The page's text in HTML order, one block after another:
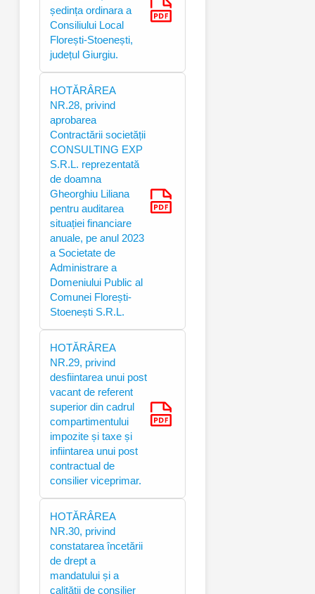
ședința ordinara a
Consiliului Local
Florești-Stoenești,
județul Giurgiu.
HOTĂRÂREA
NR.28, privind
aprobarea
Contractării societății
CONSULTING EXP
S.R.L. reprezentată
de doamna
Gheorghiu Liliana
pentru auditarea
situației financiare
anuale, pe anul 2023
a Societate de
Administrare a
Domeniului Public al
Comunei Florești-
Stoenești S.R.L.
HOTĂRÂREA
NR.29, privind
desfiintarea unui post
vacant de referent
superior din cadrul
compartimentului
impozite și taxe și
infiintarea unui post
contractual de
consilier viceprimar.
HOTĂRÂREA
NR.30, privind
constatarea încetării
de drept a
mandatului și a
calității de consilier